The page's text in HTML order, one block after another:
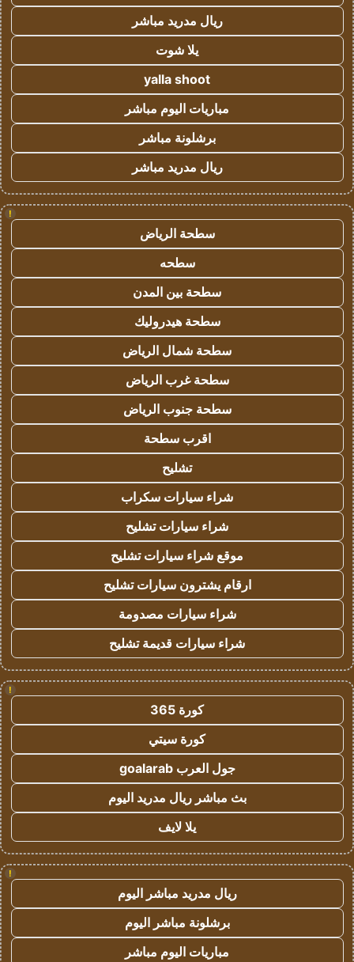
ريال مدريد مباشر
يلا شوت
yalla shoot
مباريات اليوم مباشر
برشلونة مباشر
ريال مدريد مباشر
!
سطحة الرياض
سطحه
سطحة بين المدن
سطحة هيدروليك
سطحة شمال الرياض
سطحة غرب الرياض
سطحة جنوب الرياض
اقرب سطحة
تشليح
شراء سيارات سكراب
شراء سيارات تشليح
موقع شراء سيارات تشليح
ارقام يشترون سيارات تشليح
شراء سيارات مصدومة
شراء سيارات قديمة تشليح
!
كورة 365
كورة سيتي
جول العرب goalarab
بث مباشر ريال مدريد اليوم
يلا لايف
!
ريال مدريد مباشر اليوم
برشلونة مباشر اليوم
مباريات اليوم مباشر